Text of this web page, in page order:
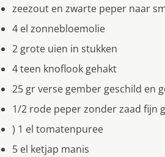
zeezout en zwarte peper naar
4 el zonnebloemolie
2 grote uien in stukken
4 teen knoflook gehakt
25 gr verse gember geschild en
1/2 rode peper zonder zaad fijn
) 1 el tomatenpuree
5 el ketjap manis